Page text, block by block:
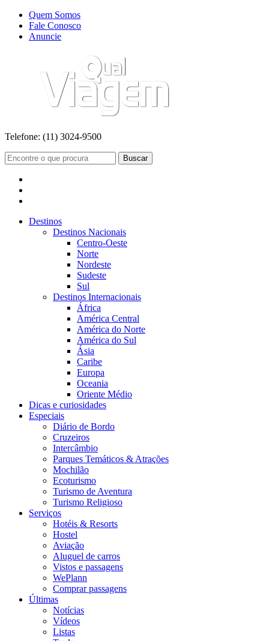
Quem Somos
Fale Conosco
Anuncie
Telefone: (11) 3024-9500
Buscar
Destinos
Destinos Nacionais
Centro-Oeste
Norte
Nordeste
Sudeste
Sul
Destinos Internacionais
África
América Central
América do Norte
América do Sul
Ásia
Caribe
Europa
Oceania
Oriente Médio
Dicas e curiosidades
Especiais
Diário de Bordo
Cruzeiros
Intercâmbio
Parques Temáticos & Atrações
Mochilão
Ecoturismo
Turismo de Aventura
Turismo Religioso
Serviços
Hotéis & Resorts
Hostel
Aviação
Aluguel de carros
Vistos e passagens
WePlann
Comprar passagens
Últimas
Notícias
Vídeos
Listas